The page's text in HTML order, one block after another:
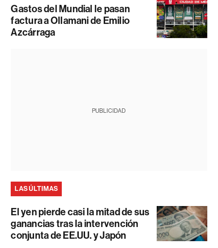
Gastos del Mundial le pasan
factura a Ollamani de Emilio
Azcárraga
PUBLICIDAD
LAS ÚLTIMAS
El yen pierde casi la mitad de sus
ganancias tras la intervención
conjunta de EE.UU. y Japón